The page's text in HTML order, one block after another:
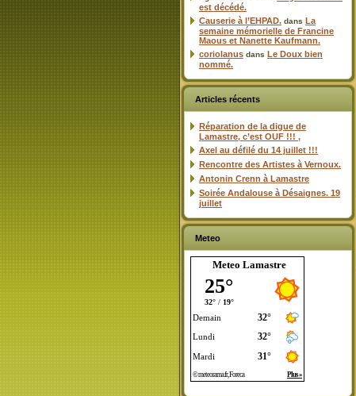
est décédé.
Causerie à l’EHPAD. dans La
semaine mémorielle de Francine
Maous et Nanette Kaufmann.
coriolanus dans Le Doux bien
nommé.
Articles récents
Réparation de la digue de
Lamastre, c’est OUF !!! ,
Axel au défilé du 14 juillet !!!
Rencontre des Artistes à Vernoux.
Antonin Crenn à Lamastre
Soirée Andalouse à Désaignes. 19
juillet
Meteo
Meteo Lamastre